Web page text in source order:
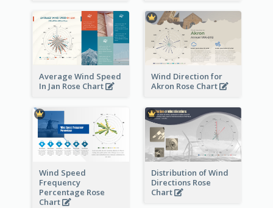
Average Wind Speed
In Jan Rose Chart
Wind Direction for
Akron Rose Chart
Wind Speed
Frequency
Percentage Rose
Chart
Distribution of Wind
Directions Rose
Chart